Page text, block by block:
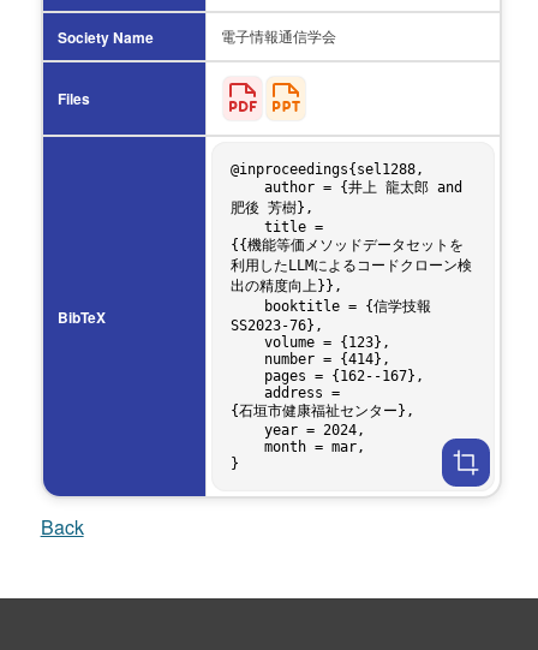
Society Name 電子情報通信学会
Files
BibTeX
@inproceedings{sel1288,
肥後 芳樹},
{{機能等価メソッドデータセットを
利用したLLMによるコードクローン検
出の精度向上}},
SS2023-76},
{石垣市健康福祉センター},
Back